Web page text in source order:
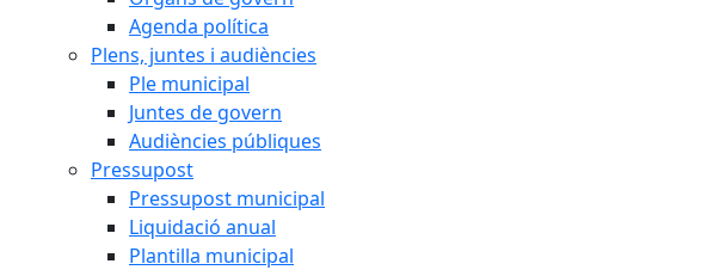
Agenda política
Plens, juntes i audiències
Ple municipal
Juntes de govern
Audiències públiques
Pressupost
Pressupost municipal
Liquidació anual
Plantilla municipal